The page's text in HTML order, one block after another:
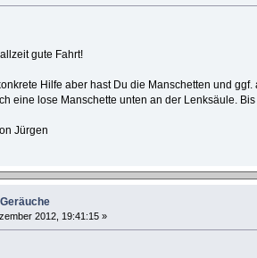
gute Fahrt!
Hilfe aber hast Du die Manschetten und
eine lose Manschette unten an der Lenksäule.
Jürgen
2012, 19:41:15 »